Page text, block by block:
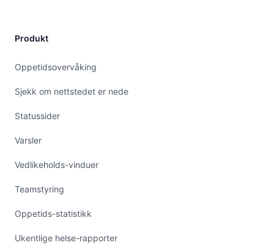
Produkt
Oppetidsovervåking
Sjekk om nettstedet er nede
Statussider
Varsler
Vedlikeholds-vinduer
Teamstyring
Oppetids-statistikk
Ukentlige helse-rapporter